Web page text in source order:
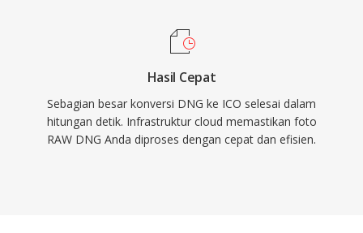
Hasil Cepat
Sebagian besar konversi DNG ke ICO selesai dalam
hitungan detik. Infrastruktur cloud memastikan foto
RAW DNG Anda diproses dengan cepat dan efisien.